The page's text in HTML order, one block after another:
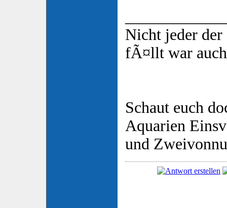
Nicht jeder der
fÃ¤llt war
Schaut euch
Aquarien
und